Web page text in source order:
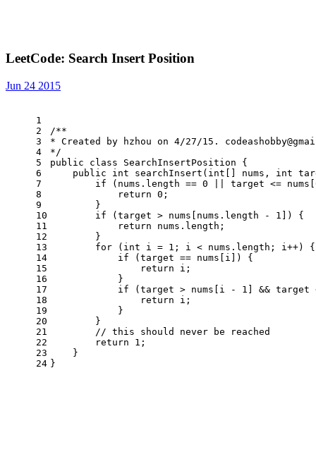
LeetCode: Search Insert Position
Jun 24 2015
1
2
3
4
5
6
7
8
9
10
11
12
13
14
15
16
17
18
19
20
21
22
23
24
/**
* Created by hzhou on 4/27/15.
*/
public
class SearchInsertPosition {
public
int searchInsert ( int [] nums, int
if (nums.length == 0 || target <= nums[
return 0 ;
        }
if (target > nums[nums.length - 1 ]) {
return nums.length;
        }
for ( int i = 1 ; i < nums.length; i++) {
if (target == nums[i]) {
return i;
            }
if (target > nums[i - 1 ] && target
return i;
            }
        }
// this should never be reached
return
1 ;
    }
}